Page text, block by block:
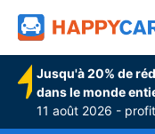
Jusqu'à 20% de
dans le monde
11 août 2026 -